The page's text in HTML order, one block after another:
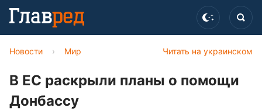
Читать на украинском
Новости › Мир
В ЕС раскрыли планы о помощи
Донбассу